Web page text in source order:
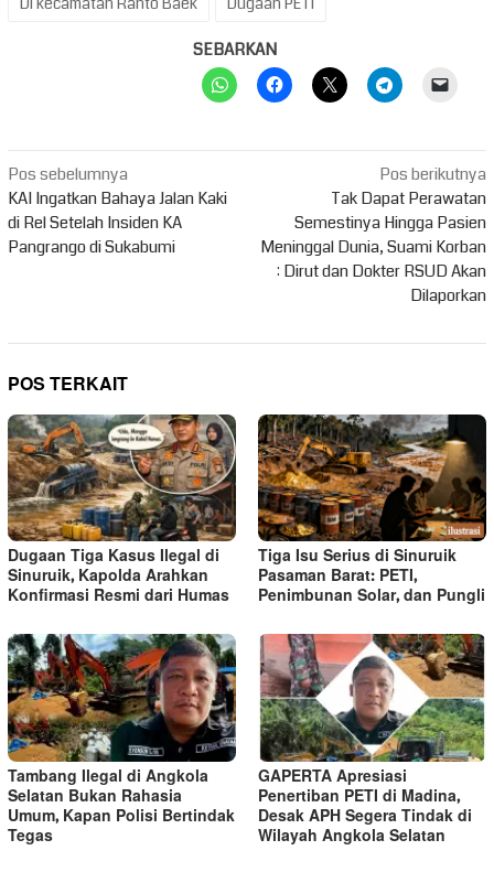
SEBARKAN
Navigasi
pos
Pos sebelumnya
KAI Ingatkan Bahaya Jalan Kaki
di Rel Setelah Insiden KA
Pangrango di Sukabumi
Pos berikutnya
Tak Dapat Perawatan
Semestinya Hingga Pasien
Meninggal Dunia, Suami Korban
: Dirut dan Dokter RSUD Akan
Dilaporkan
POS TERKAIT
Dugaan Tiga Kasus Ilegal di
Sinuruik, Kapolda Arahkan
Konfirmasi Resmi dari Humas
Tiga Isu Serius di Sinuruik
Pasaman Barat: PETI,
Penimbunan Solar, dan Pungli
Tambang Ilegal di Angkola
Selatan Bukan Rahasia
Umum, Kapan Polisi Bertindak
Tegas
GAPERTA Apresiasi
Penertiban PETI di Madina,
Desak APH Segera Tindak di
Wilayah Angkola Selatan